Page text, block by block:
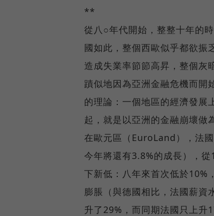
**
從八○年代開始，整整十年的
國如此，整個西歐似乎都欲振
造成失業率節節高昇，整個灰
蹟似地因為亞洲金融危機而
的理論：一個地區的經濟發展
起，就是以亞洲的金融崩壞做
在歐元區（EuroLand），法
今年將還有3.8%的成長），
下新低：八年來首次低於10%
膨脹（與德國相比，法國薪資
升了29%，而同期法國只上升